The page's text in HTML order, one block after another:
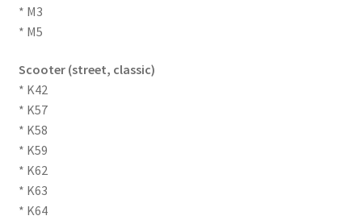
* M3
* M5
Scooter (street, classic)
* K42
* K57
* K58
* K59
* K62
* K63
* K64